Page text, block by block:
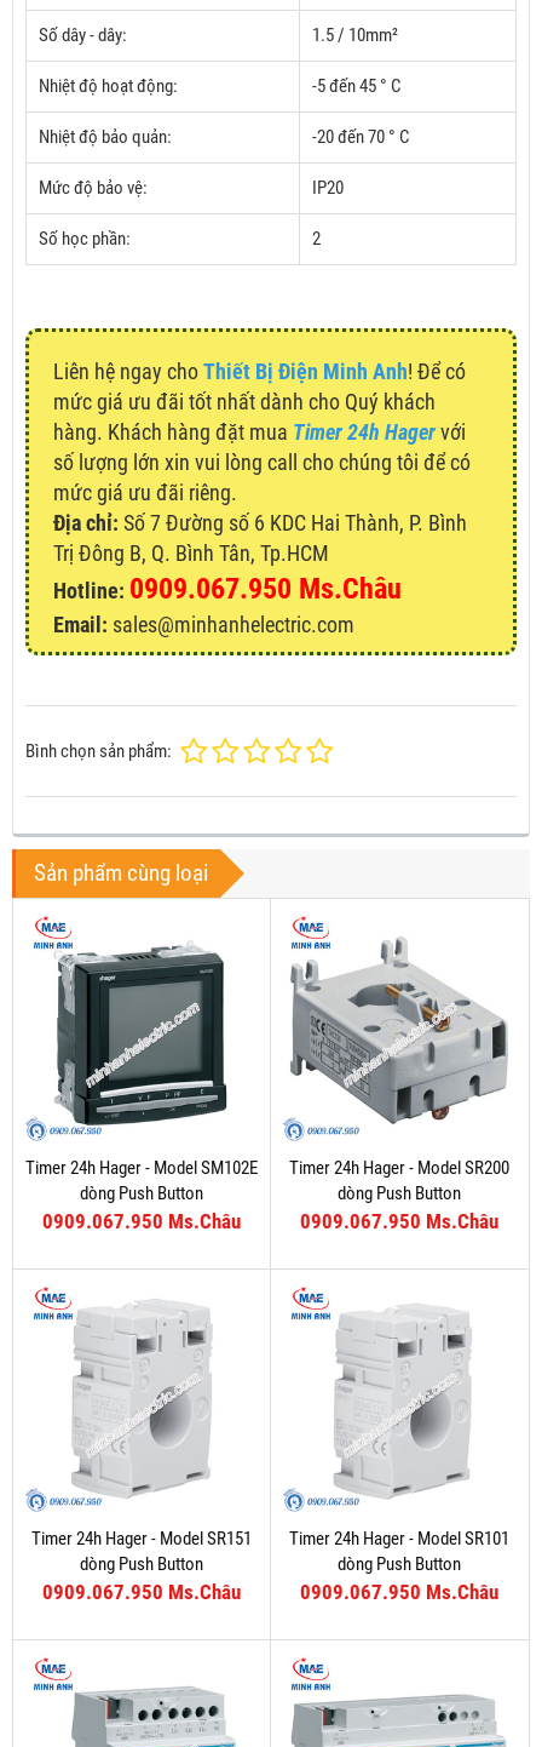
Số dây - dây: 1.5 / 10mm²
Nhiệt độ hoạt động: -5 đến 45 ° C
Nhiệt độ bảo quản: -20 đến 70 ° C
Mức độ bảo vệ: IP20
Số học phần: 2
Liên hệ ngay choThiết Bị Điện Minh Anh! Để có
mức giá ưu đãi tốt nhất dành cho Quý khách
hàng. Khách hàng đặt mua Timer 24h Hagervới
số lượng lớn xin vui lòng call cho chúng tôi để có
mức giá ưu đãi riêng.
Địa chỉ: Số 7 Đường số 6 KDC Hai Thành, P. Bình
Trị Đông B, Q. Bình Tân, Tp.HCM
Hotline: 0909.067.950 Ms.Châu
Email: sales@minhanhelectric.com
Bình chọn sản phẩm:
Sản phẩm cùng loại
Timer 24h Hager - Model SM102E
dòng Push Button
0909.067.950 Ms.Châu
Timer 24h Hager - Model SR200
dòng Push Button
0909.067.950 Ms.Châu
Timer 24h Hager - Model SR151
dòng Push Button
0909.067.950 Ms.Châu
Timer 24h Hager - Model SR101
dòng Push Button
0909.067.950 Ms.Châu